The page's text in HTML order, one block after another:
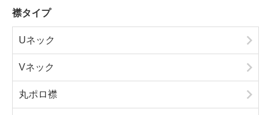
襟タイプ
Uネック
Vネック
丸ポロ襟